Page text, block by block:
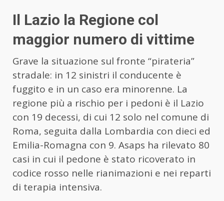
Il Lazio la Regione col
maggior numero di vittime
Grave la situazione sul fronte “pirateria”
stradale: in 12 sinistri il conducente è
fuggito e in un caso era minorenne. La
regione più a rischio per i pedoni è il Lazio
con 19 decessi, di cui 12 solo nel comune di
Roma, seguita dalla Lombardia con dieci ed
Emilia-Romagna con 9. Asaps ha rilevato 80
casi in cui il pedone è stato ricoverato in
codice rosso nelle rianimazioni e nei reparti
di terapia intensiva.